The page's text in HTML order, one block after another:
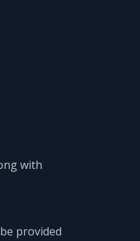
with
provided